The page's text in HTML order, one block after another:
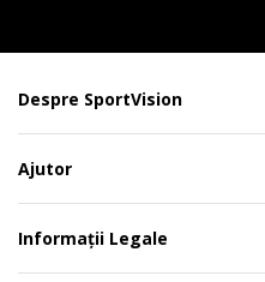
Despre SportVision
Ajutor
Informații Legale